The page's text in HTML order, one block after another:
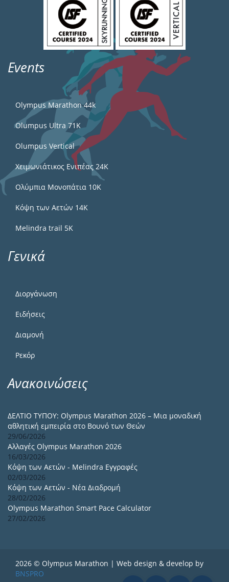
Events
Olympus Marathon 44k
Olumpus Ultra 71K
Olumpus Vertical
Χειμωνιάτικος Ενιπέας 24Κ
Ολύμπια Μονοπάτια 10Κ
Κόψη των Αετών 14Κ
Melindra trail 5Κ
Γενικά
Διοργάνωση
Ειδήσεις
Διαμονή
Ρεκόρ
Ανακοινώσεις
ΔΕΛΤΙΟ ΤΥΠΟΥ: Olympus Marathon 2026 – Μια μοναδική
αθλητική εμπειρία στο Βουνό των Θεών
29/06/2026
Αλλαγές Olympus Marathon 2026
16/03/2026
Κόψη των Αετών - Melindra Εγγραφές
02/03/2026
Κόψη των Αετών - Νέα Διαδρομή
28/02/2026
Olympus Marathon Smart Pace Calculator
27/02/2026
2026 © Olympus Marathon | Web design & develop by
BNSPRO